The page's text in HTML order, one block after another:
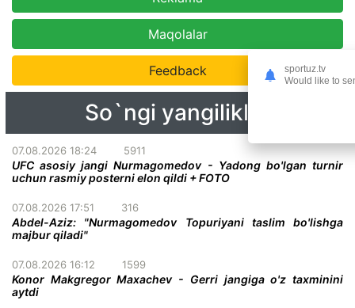
Maqolalar
Feedback
So`ngi yangiliklar
07.08.2026 18:24 5911
UFC asosiy jangi Nurmagomedov - Yadong bo'lgan turnir
uchun rasmiy posterni elon qildi + FOTO
07.08.2026 17:51 316
Abdel-Aziz: "Nurmagomedov Topuriyani taslim bo'lishga
majbur qiladi"
07.08.2026 16:12 1599
Konor Makgregor Maxachev - Gerri jangiga o'z taxminini
aytdi
sportuz.tv
Would like to